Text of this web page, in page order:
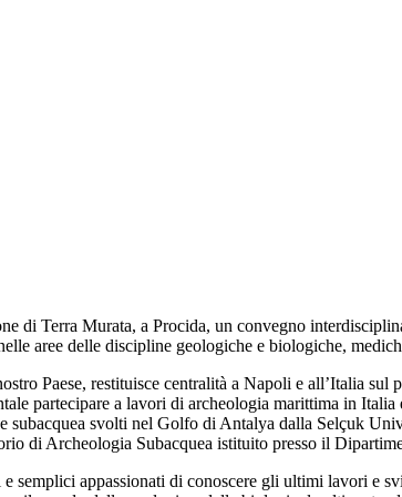
di Terra Murata, a Procida, un convegno
aree delle discipline geologiche e biologiche,
Paese, restituisce centralità a Napoli e all’Italia
partecipare a lavori di archeologia marittima in
svolti nel Golfo di Antalya dalla Selçuk
di Archeologia Subacquea istituito presso il
semplici appassionati di conoscere gli ultimi lavori e